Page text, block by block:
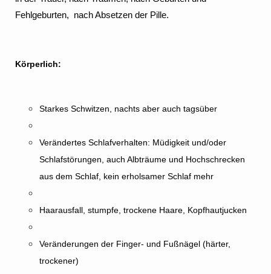
Fehlgeburten, nach Absetzen der Pille.
Körperlich:
Starkes Schwitzen, nachts aber auch tagsüber
Verändertes Schlafverhalten: Müdigkeit und/oder
Schlafstörungen, auch Albträume und Hochschrecken
aus dem Schlaf, kein erholsamer Schlaf mehr
Haarausfall, stumpfe, trockene Haare, Kopfhautjucken
Veränderungen der Finger- und Fußnägel (härter,
trockener)